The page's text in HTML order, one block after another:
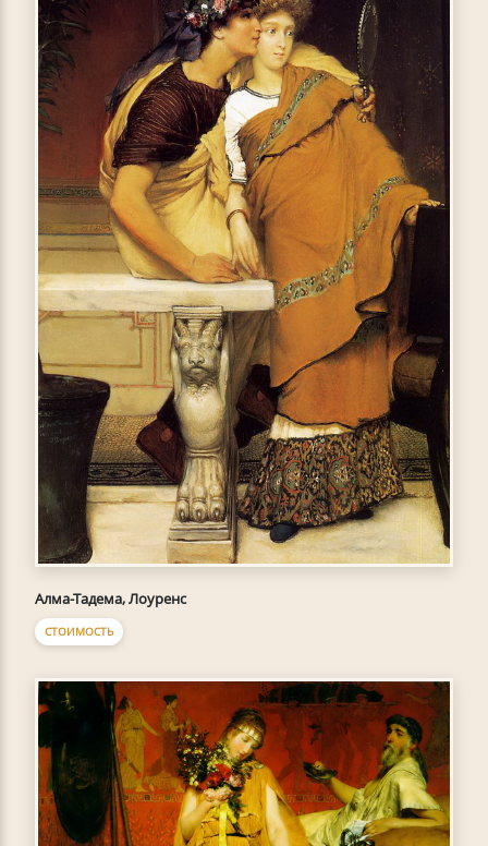
Алма-Тадема, Лоуренс
СТОИМОСТЬ